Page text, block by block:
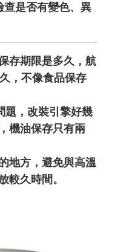
查是否有變色、異
存期限是多久，航
，不像食品保存
題，改裝引擎好幾
機油保存只有兩
地方，避免與高溫
較久時間。